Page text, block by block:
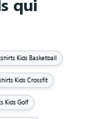
Kids Basketball
Kids Crossfit
Kids Golf